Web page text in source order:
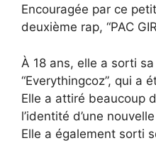
Encouragée par ce
deuxième rap, “PAC
À 18 ans, elle a sorti
“Everythingcoz”, qui a
Elle a attiré beaucoup
l’identité d’une
Elle a également sorti